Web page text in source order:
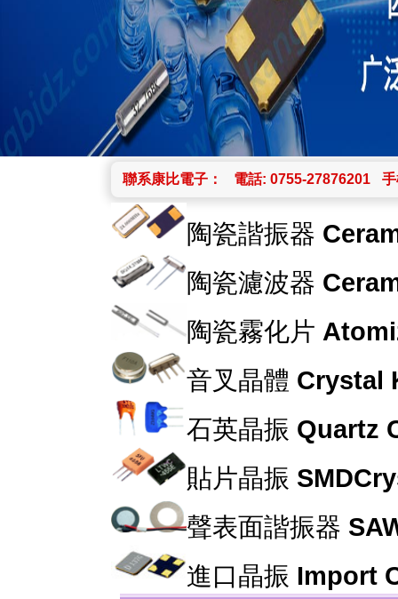
聯系康比電子： 電話: 0755-27876201
陶瓷諧振器
陶瓷濾波器
陶瓷霧化片
音叉晶體 Crystal
石英晶振 Quartz
貼片晶振
聲表面諧振器
進口晶振 Import